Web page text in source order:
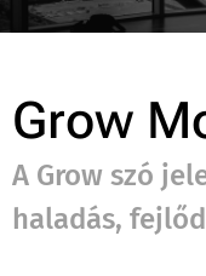
Grow
A Grow szó
haladás,